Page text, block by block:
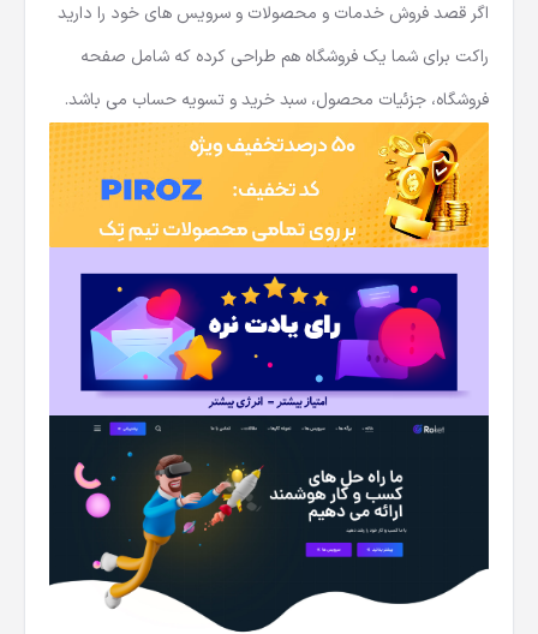
اگر قصد فروش خدمات و محصولات و سرویس های خود را دارید
راکت برای شما یک فروشگاه هم طراحی کرده که شامل صفحه
فروشگاه، جزئیات محصول، سبد خرید و تسویه حساب می باشد.